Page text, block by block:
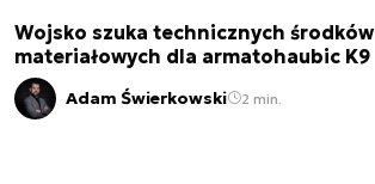
Wojsko szuka technicznych środków
materiałowych dla armatohaubic K9
Adam Świerkowski 2 min.